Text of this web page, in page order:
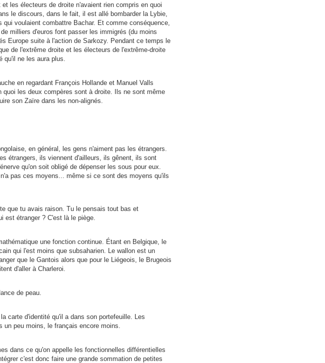
les électeurs de droite n'avaient rien compris en quoi
le discours, dans le fait, il est allé bombarder la Lybie,
voulaient combattre Bachar. Et comme conséquence,
milliers d'euros font passer les immigrés (du moins
Europe suite à l'action de Sarkozy. Pendant ce temps le
de l'extrême droite et les électeurs de l'extrême-droite
qu'il ne les aura plus.
en regardant François Hollande et Manuel Valls
les deux compères sont à droite. Ils ne sont même
son Zaïre dans les non-alignés.
en général, les gens n'aiment pas les étrangers.
étrangers, ils viennent d'ailleurs, ils gênent, ils sont
qu'on soit obligé de dépenser les sous pour eux.
pas ces moyens... même si ce sont des moyens qu'ils
que tu avais raison. Tu le pensais tout bas et
est étranger ? C'est là le piège.
une fonction continue. Étant en Belgique, le
qui l'est moins que subsaharien. Le wallon est un
que le Gantois alors que pour le Liégeois, le Brugeois
d'aller à Charleroi.
de peau.
carte d'identité qu'il a dans son portefeuille. Les
un peu moins, le français encore moins.
dans ce qu'on appelle les fonctionnelles différentielles
c'est donc faire une grande sommation de petites